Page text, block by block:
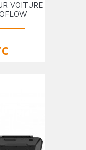
VOITURE